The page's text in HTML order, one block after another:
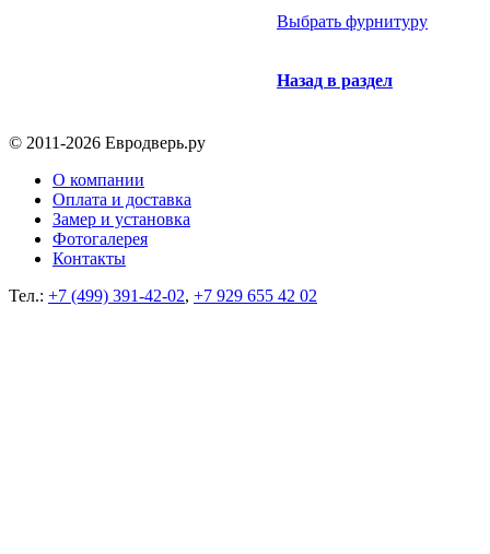
Выбрать фурнитуру
Назад в раздел
© 2011-2026 Евродверь.ру
О компании
Оплата и доставка
Замер и установка
Фотогалерея
Контакты
Тел.: +7 (499) 391-42-02, +7 929 655 42 02